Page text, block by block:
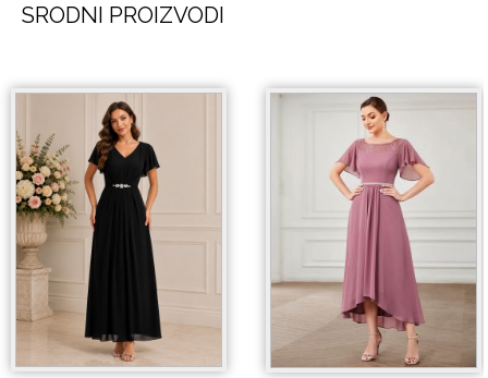
SRODNI PROIZVODI